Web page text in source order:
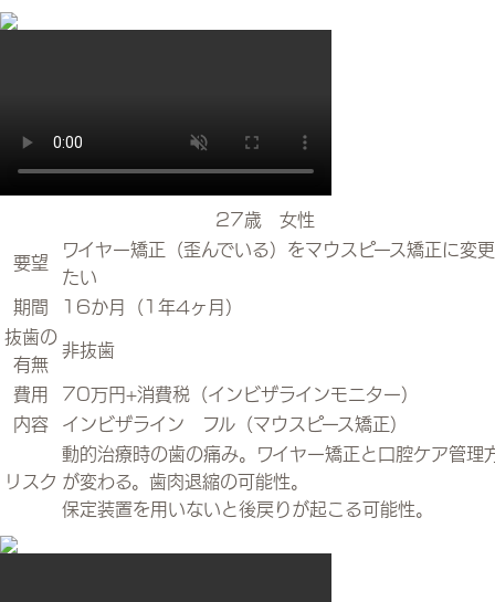
27歳 女性
要望 ワイヤー矯正（歪んでいる）をマウスピース矯正に変
たい
期間 16か月（1年4ヶ月）
抜歯の
有無
非抜歯
費用 70万円+消費税（インビザラインモニター）
内容 インビザライン フル（マウスピース矯正）
リスク
動的治療時の歯の痛み。ワイヤー矯正と口腔ケア管理
が変わる。歯肉退縮の可能性。
保定装置を用いないと後戻りが起こる可能性。